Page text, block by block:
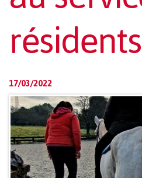
résidents
17/03/2022